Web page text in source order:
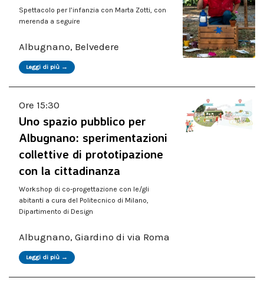
Spettacolo per l’infanzia con Marta Zotti, con
merenda a seguire
Albugnano, Belvedere
Leggi di più →
Ore 15:30
Uno spazio pubblico per
Albugnano: sperimentazioni
collettive di prototipazione
con la cittadinanza
Workshop di co-progettazione con le/gli
abitanti a cura del Politecnico di Milano,
Dipartimento di Design
Albugnano, Giardino di via Roma
Leggi di più →